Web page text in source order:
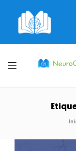
Toggle
menu